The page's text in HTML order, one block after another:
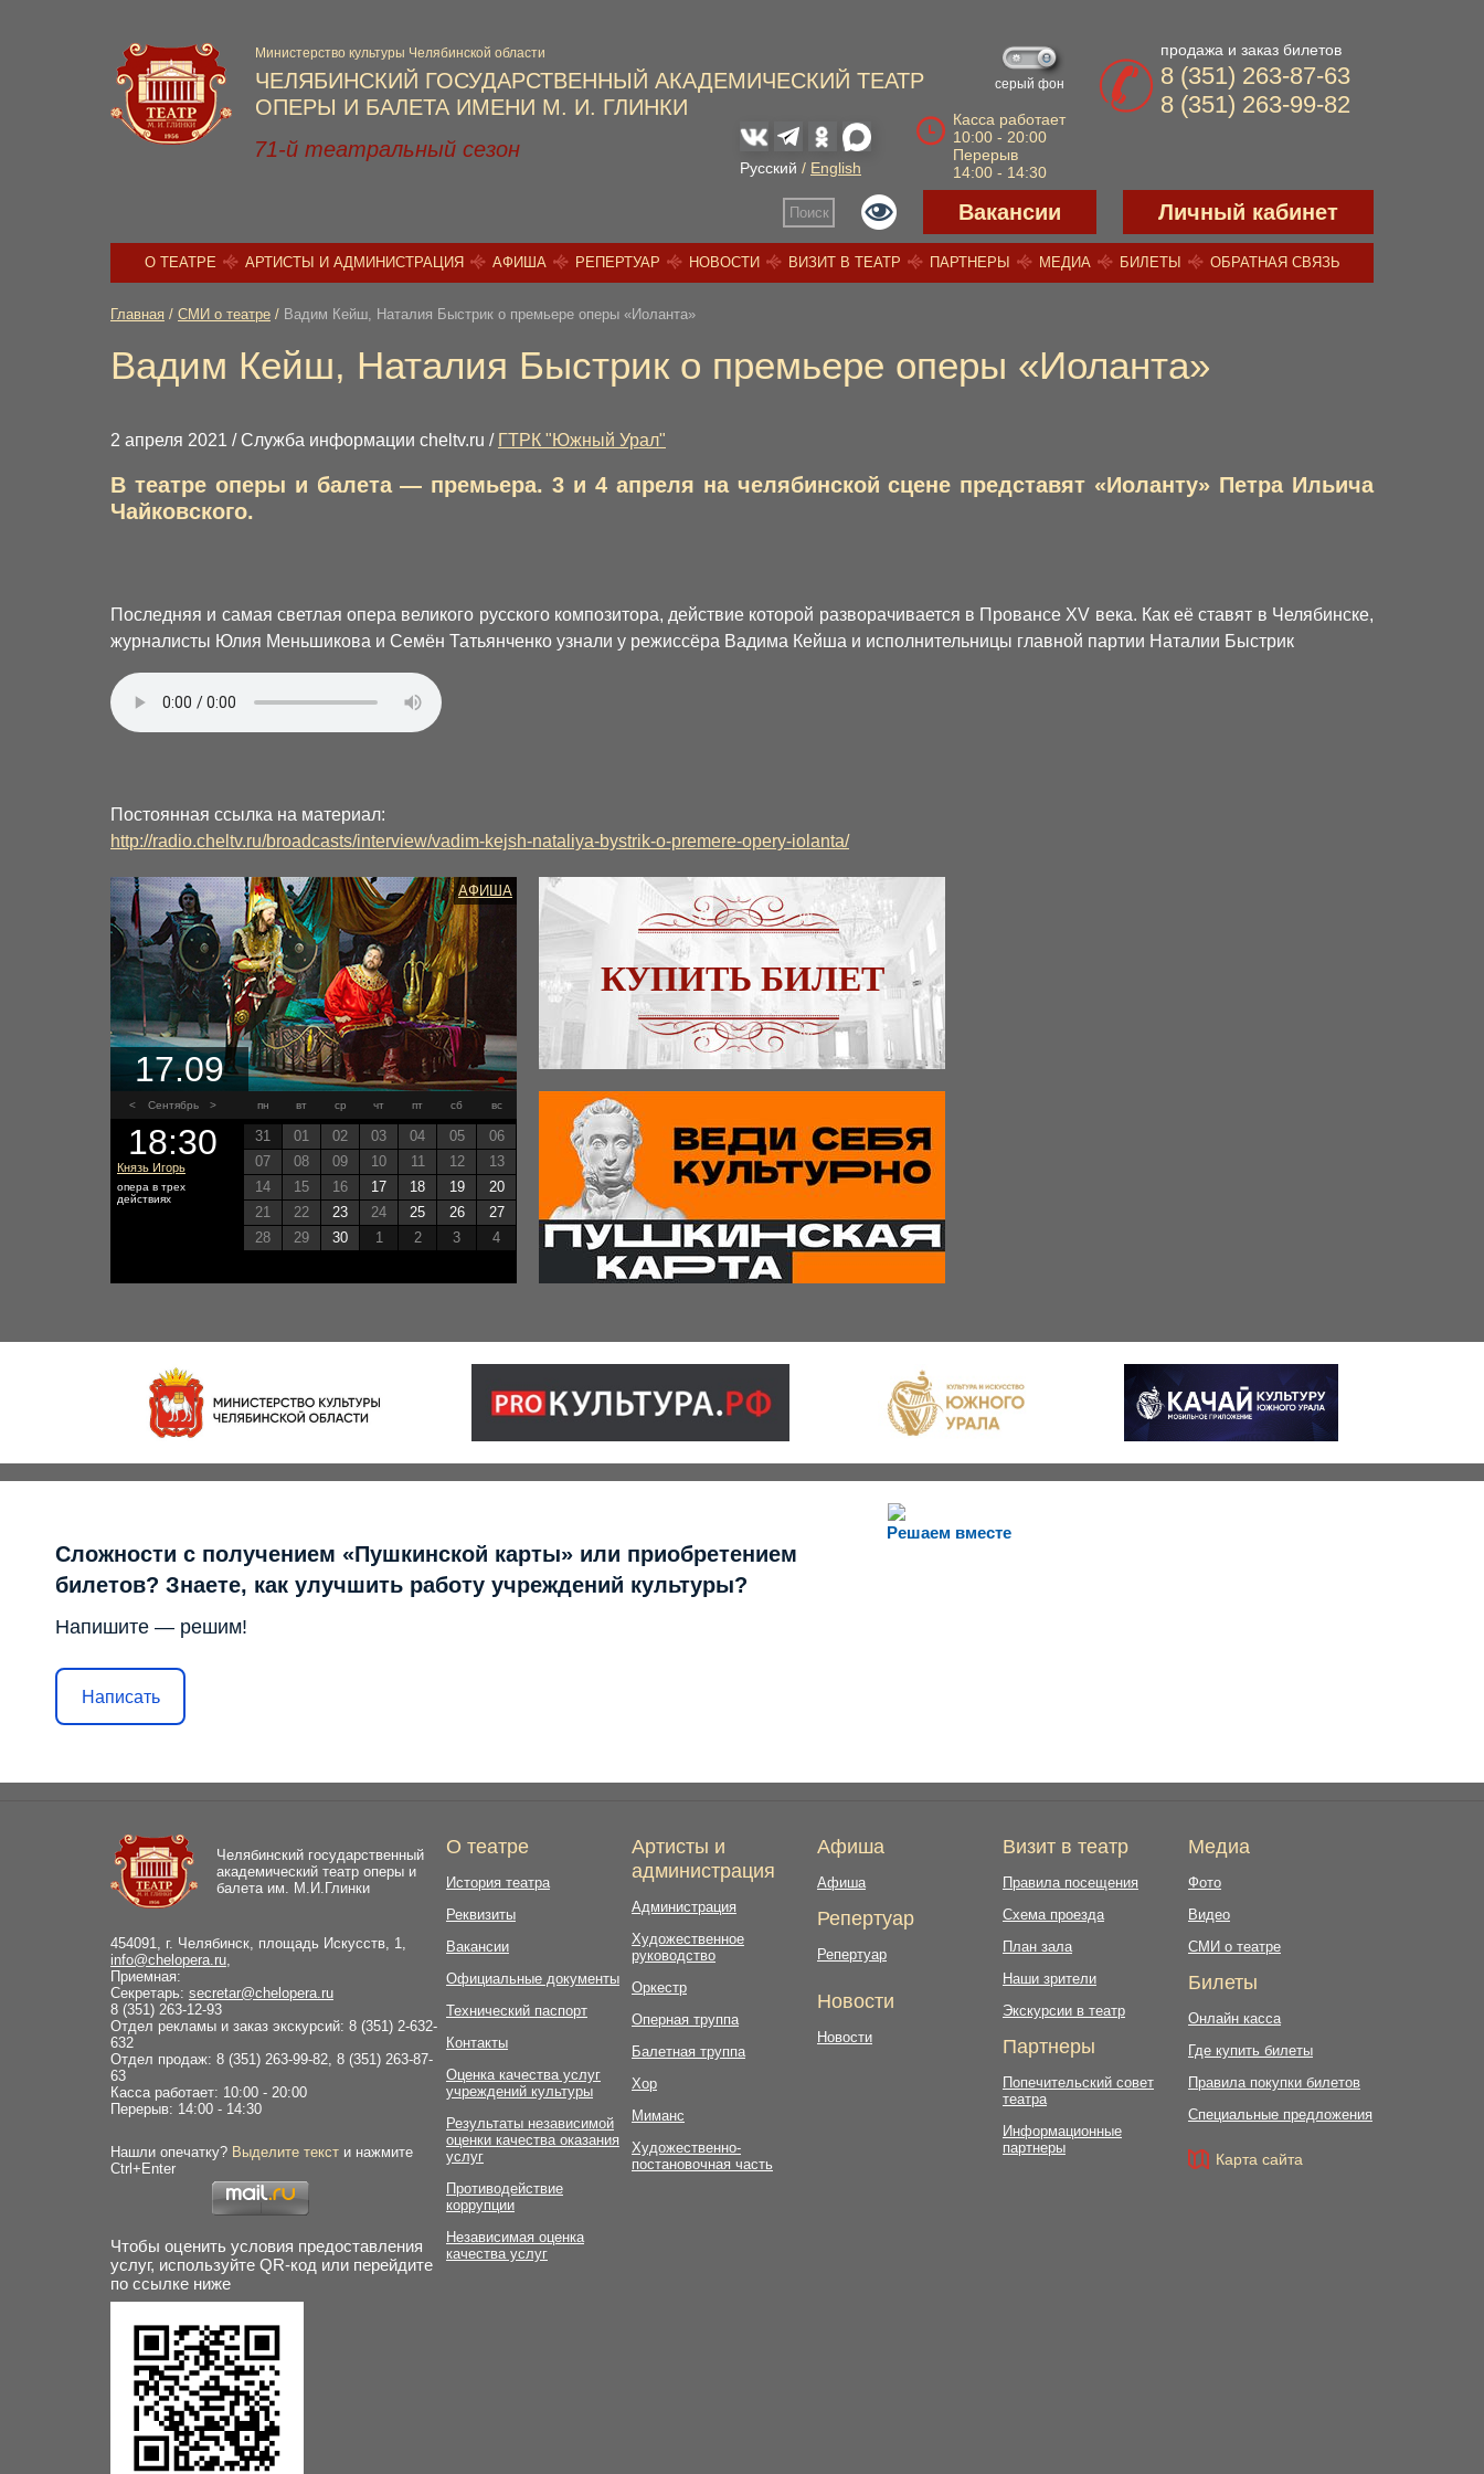
ЧЕЛЯБИНСКИЙ ГОСУДАРСТВЕННЫЙ АКАДЕМИЧЕСКИЙ ТЕАТР
ОПЕРЫ И БАЛЕТА ИМЕНИ М. И. ГЛИНКИ
Министерство культуры Челябинской области
серый фон
Касса работает
10:00 - 20:00
Перерыв
14:00 - 14:30
Русский / English
продажа и заказ билетов
8 (351) 263-87-63
8 (351) 263-99-82
71-й театральный сезон
Поиск Вакансии Личный кабинет
О ТЕАТРЕ АРТИСТЫ И АДМИНИСТРАЦИЯ АФИША РЕПЕРТУАР НОВОСТИ ВИЗИТ В ТЕАТР ПАРТНЕРЫ МЕДИА БИЛЕТЫ ОБРАТНАЯ СВЯЗЬ
Главная / СМИ о театре / Вадим Кейш, Наталия Быстрик о премьере оперы «Иоланта»
Вадим Кейш, Наталия Быстрик о премьере оперы «Иоланта»
2 апреля 2021 / Служба информации cheltv.ru / ГТРК "Южный Урал"
В театре оперы и балета — премьера. 3 и 4 апреля на челябинской сцене представят «Иоланту» Петра Ильича
Чайковского.
Последняя и самая светлая опера великого русского композитора, действие которой разворачивается в Провансе XV века. Как её ставят в Челябинске,
журналисты Юлия Меньшикова и Семён Татьянченко узнали у режиссёра Вадима Кейша и исполнительницы главной партии Наталии Быстрик
Постоянная ссылка на материал:
http://radio.cheltv.ru/broadcasts/interview/vadim-kejsh-nataliya-bystrik-o-premere-opery-iolanta/
АФИША
< Сентябрь > пн вт ср чт пт сб вс
31 01 02 03 04 05
06
07
08 09 10 11 12
13
14
15 16 17 18 19
20
21
22 23 24 25 26
27
28
29 30 1 2 3 4
17.09
18:30
Князь Игорь
опера в трех
действиях
КУПИТЬ БИЛЕТ
Решаем вместе
Сложности с получением «Пушкинской карты» или приобретением
билетов? Знаете, как улучшить работу учреждений культуры?
Напишите — решим!
Написать
Челябинский государственный
академический театр оперы и
балета им. М.И.Глинки
454091, г. Челябинск, площадь Искусств, 1,
info@chelopera.ru,
Приемная:
Секретарь: secretar@chelopera.ru
8 (351) 263-12-93
Отдел рекламы и заказ экскурсий: 8 (351) 2-632-
632
Отдел продаж: 8 (351) 263-99-82, 8 (351) 263-87-
63
Касса работает: 10:00 - 20:00
Перерыв: 14:00 - 14:30
Нашли опечатку? Выделите текст и нажмите
Ctrl+Enter
Чтобы оценить условия предоставления
услуг, используйте QR-код или перейдите
по ссылке ниже
О театре
История театра
Реквизиты
Вакансии
Официальные документы
Технический паспорт
Контакты
Оценка качества услуг
учреждений культуры
Результаты независимой
оценки качества оказания
услуг
Противодействие
коррупции
Независимая оценка
качества услуг
Артисты и
администрация
Администрация
Художественное
руководство
Оркестр
Оперная труппа
Балетная труппа
Хор
Миманс
Художественно-
постановочная часть
Афиша
Афиша
Репертуар
Репертуар
Новости
Новости
Визит в театр
Правила посещения
Схема проезда
План зала
Наши зрители
Экскурсии в театр
Партнеры
Попечительский совет
театра
Информационные
партнеры
Медиа
Фото
Видео
СМИ о театре
Билеты
Онлайн касса
Где купить билеты
Правила покупки билетов
Специальные предложения
Карта сайта